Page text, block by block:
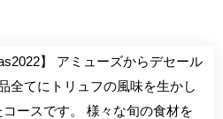
】 アミューズからデセール
全てにトリュフの風味を生かし
コースです。 様々な旬の食材を